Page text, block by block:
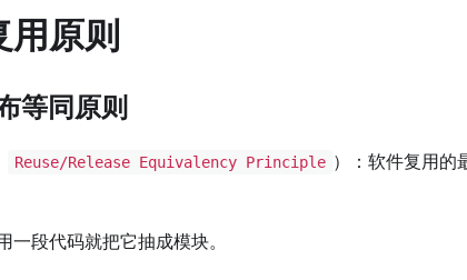
原则
等同原则
Reuse/Release Equivalency Principle ）：软件复用的
一段代码就把它抽成模块。